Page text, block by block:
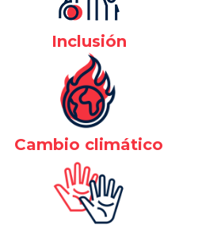
Inclusión
Cambio climático